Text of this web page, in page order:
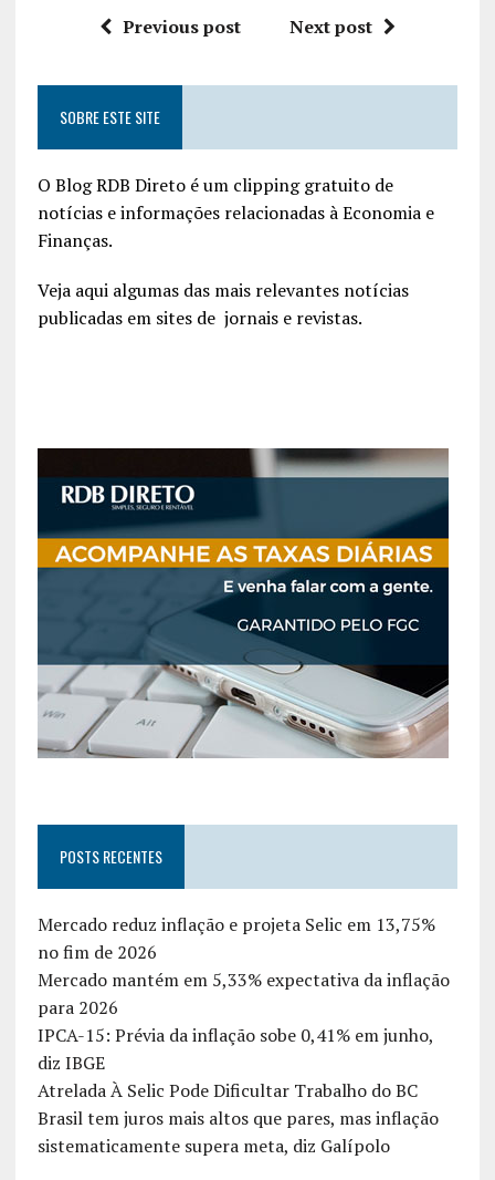
Previous post Next post
SOBRE ESTE SITE
O Blog RDB Direto é um clipping gratuito de
notícias e informações relacionadas à Economia e
Finanças.
Veja aqui algumas das mais relevantes notícias
publicadas em sites de jornais e revistas.
POSTS RECENTES
Mercado reduz inflação e projeta Selic em 13,75%
no fim de 2026
Mercado mantém em 5,33% expectativa da inflação
para 2026
IPCA-15: Prévia da inflação sobe 0,41% em junho,
diz IBGE
Atrelada À Selic Pode Dificultar Trabalho do BC
Brasil tem juros mais altos que pares, mas inflação
sistematicamente supera meta, diz Galípolo